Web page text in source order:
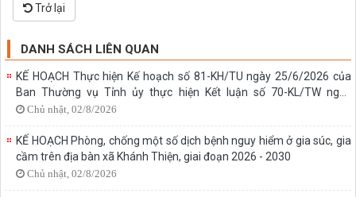
Trở lại
DANH SÁCH LIÊN QUAN
KẾ HOẠCH Thực hiện Kế hoạch số 81-KH/TU ngày 25/6/2026 của
Ban Thường vụ Tỉnh ủy thực hiện Kết luận số 70-KL/TW ngày
31/01/2024 của Bộ Chính trị về phát triển thể dục, thể thao trong
giai đoạn mới trên địa bàn tỉnh Ninh Bình
Chủ nhật, 02/8/2026
KẾ HOẠCH Phòng, chống một số dịch bệnh nguy hiểm ở gia súc, gia
cầm trên địa bàn xã Khánh Thiện, giai đoạn 2026 - 2030
Chủ nhật, 02/8/2026